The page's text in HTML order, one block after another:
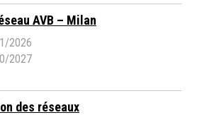
AVB – Milan
2026
2027
des réseaux